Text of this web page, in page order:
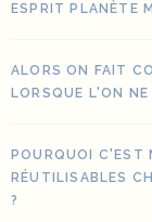
ESPRIT PLANÈTE
ALORS ON FAIT
LORSQUE L'ON
POURQUOI C'EST
RÉUTILISABLES
?